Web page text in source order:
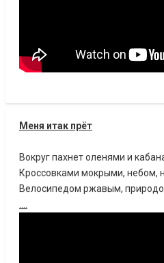
Меня итак прёт
Вокруг пахнет оленями и
Кроссовками мокрыми, небом,
Велосипедом ржавым,